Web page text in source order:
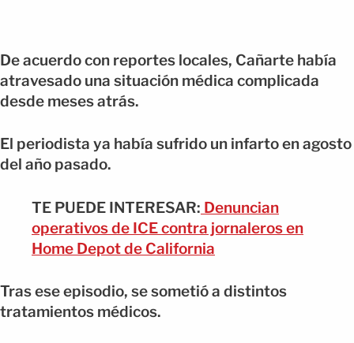
De acuerdo con reportes locales, Cañarte había
atravesado una situación médica complicada
desde meses atrás.
El periodista ya había sufrido un infarto en agosto
del año pasado.
TE PUEDE INTERESAR: Denuncian
operativos de ICE contra jornaleros en
Home Depot de California
Tras ese episodio, se sometió a distintos
tratamientos médicos.